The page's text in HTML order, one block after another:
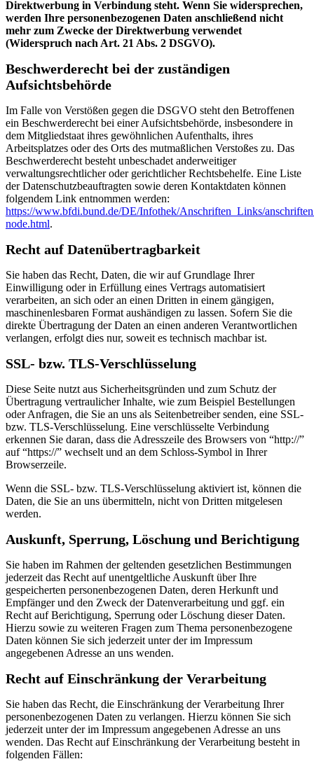
Direktwerbung in Verbindung steht. Wenn Sie widersprechen,
werden Ihre personenbezogenen Daten anschließend nicht
mehr zum Zwecke der Direktwerbung verwendet
(Widerspruch nach Art. 21 Abs. 2 DSGVO).
Beschwerderecht bei der zuständigen
Aufsichtsbehörde
Im Falle von Verstößen gegen die DSGVO steht den Betroffenen
ein Beschwerderecht bei einer Aufsichtsbehörde, insbesondere in
dem Mitgliedstaat ihres gewöhnlichen Aufenthalts, ihres
Arbeitsplatzes oder des Orts des mutmaßlichen Verstoßes zu. Das
Beschwerderecht besteht unbeschadet anderweitiger
verwaltungsrechtlicher oder gerichtlicher Rechtsbehelfe. Eine Liste
der Datenschutzbeauftragten sowie deren Kontaktdaten können
folgendem Link entnommen werden:
https://www.bfdi.bund.de/DE/Infothek/Anschriften_Links/
node.html.
Recht auf Datenübertragbarkeit
Sie haben das Recht, Daten, die wir auf Grundlage Ihrer
Einwilligung oder in Erfüllung eines Vertrags automatisiert
verarbeiten, an sich oder an einen Dritten in einem gängigen,
maschinenlesbaren Format aushändigen zu lassen. Sofern Sie die
direkte Übertragung der Daten an einen anderen Verantwortlichen
verlangen, erfolgt dies nur, soweit es technisch machbar ist.
SSL- bzw. TLS-Verschlüsselung
Diese Seite nutzt aus Sicherheitsgründen und zum Schutz der
Übertragung vertraulicher Inhalte, wie zum Beispiel Bestellungen
oder Anfragen, die Sie an uns als Seitenbetreiber senden, eine SSL-
bzw. TLS-Verschlüsselung. Eine verschlüsselte Verbindung
erkennen Sie daran, dass die Adresszeile des Browsers von “http://”
auf “https://” wechselt und an dem Schloss-Symbol in Ihrer
Browserzeile.
Wenn die SSL- bzw. TLS-Verschlüsselung aktiviert ist, können die
Daten, die Sie an uns übermitteln, nicht von Dritten mitgelesen
werden.
Auskunft, Sperrung, Löschung und Berichtigung
Sie haben im Rahmen der geltenden gesetzlichen Bestimmungen
jederzeit das Recht auf unentgeltliche Auskunft über Ihre
gespeicherten personenbezogenen Daten, deren Herkunft und
Empfänger und den Zweck der Datenverarbeitung und ggf. ein
Recht auf Berichtigung, Sperrung oder Löschung dieser Daten.
Hierzu sowie zu weiteren Fragen zum Thema personenbezogene
Daten können Sie sich jederzeit unter der im Impressum
angegebenen Adresse an uns wenden.
Recht auf Einschränkung der Verarbeitung
Sie haben das Recht, die Einschränkung der Verarbeitung Ihrer
personenbezogenen Daten zu verlangen. Hierzu können Sie sich
jederzeit unter der im Impressum angegebenen Adresse an uns
wenden. Das Recht auf Einschränkung der Verarbeitung besteht in
folgenden Fällen: